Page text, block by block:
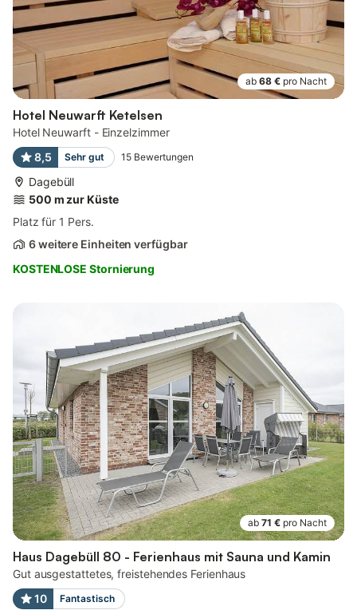
ab 68 € pro Nacht
Hotel Neuwarft Ketelsen
Hotel Neuwarft - Einzelzimmer
8,5
Sehr gut 15 Bewertungen
Dagebüll
500 m zur Küste
Platz für 1 Pers.
6 weitere Einheiten verfügbar
KOSTENLOSE Stornierung
ab 71 € pro Nacht
Haus Dagebüll 80 - Ferienhaus mit Sauna und Kamin
Gut ausgestattetes, freistehendes Ferienhaus
10
Fantastisch